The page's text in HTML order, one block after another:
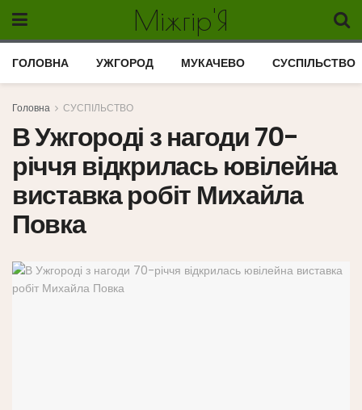
Міжгір'Я
ГОЛОВНА УЖГОРОД МУКАЧЕВО СУСПІЛЬСТВО
Головна СУСПІЛЬСТВО
В Ужгороді з нагоди 70-
річчя відкрилась ювілейна
виставка робіт Михайла
Повка